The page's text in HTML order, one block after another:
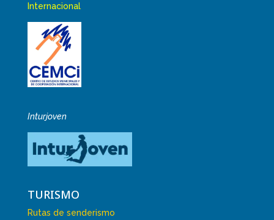
Internacional
Inturjoven
TURISMO
Rutas de senderismo